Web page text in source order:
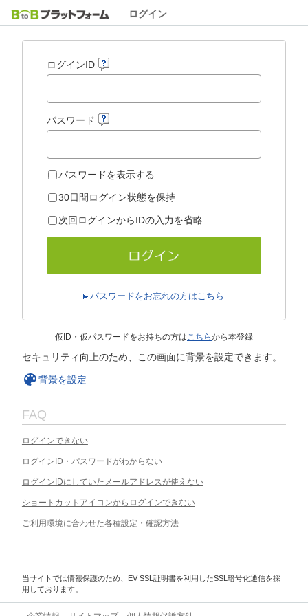
ログイン
ログインID
パスワード
パスワードを表示する
30日間ログイン状態を保持
次回ログインからIDの入力を省略
パスワードをお忘れの方はこちら
仮ID・仮パスワードをお持ちの方はこちらから本登録
セキュリティ向上のため、この画面に背景を設定できます。
背景を設定
FAQ
ログインできない
ログインID・パスワードがわからない
ログインIDにしていたメールアドレスが使えない
ショートカットアイコンからログインできない
ご利用環境に合わせた各種設定・確認方法
当サイトでは情報保護のため、EV SSL証明書を利用したSSL暗号化通信を採
用しております。